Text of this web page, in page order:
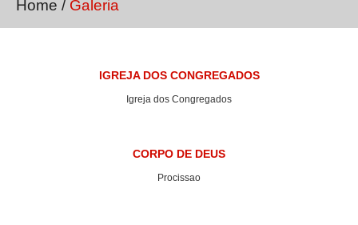
Home / Galeria
IGREJA DOS CONGREGADOS
Igreja dos Congregados
CORPO DE DEUS
Procissao